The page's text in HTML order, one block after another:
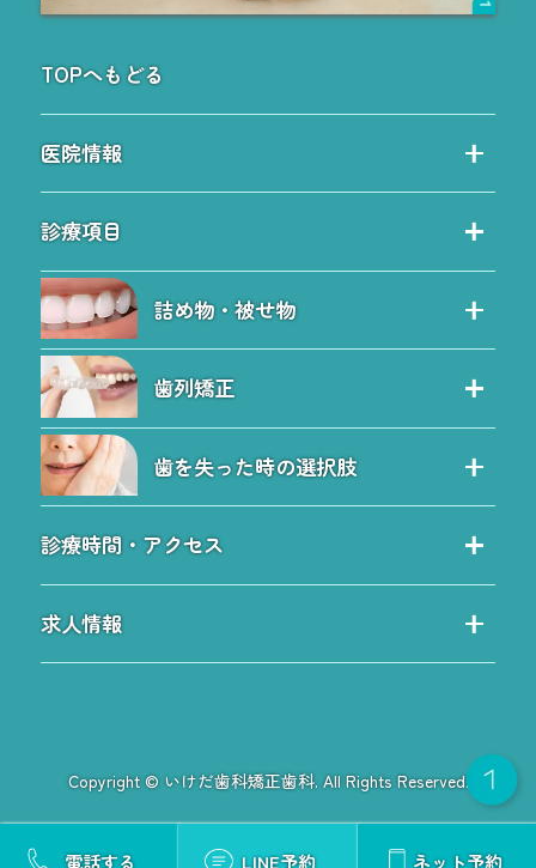
TOPへもどる
医院情報
院長紹介
院内感染予防対策
料金表
お問い合わせ
ブログ
サイトツリー
施設基準について
診療項目
診療項目
保険治療の特徴
自費治療の特徴
虫歯
予防歯科
ホワイトニング
歯周病
詰め物・被せ物
セレック治療
セラミック
詰め物・被せ物のQ&A
歯列矯正
歯列矯正
小児矯正と子どもの歯並び
ワイヤー矯正
歯列矯正Q&A
歯を失った時の選択肢
インプラント
診療時間・アクセス
モノレール志井駅を利用したアクセス
求人情報
歯科技工士求人
Copyright © いけだ歯科矯正歯科. All Rights Reserved.
電話する LINE予約 ネット予約